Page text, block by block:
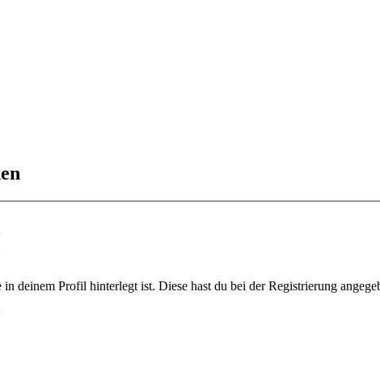
deinem Profil hinterlegt ist. Diese hast du bei der Registrierung